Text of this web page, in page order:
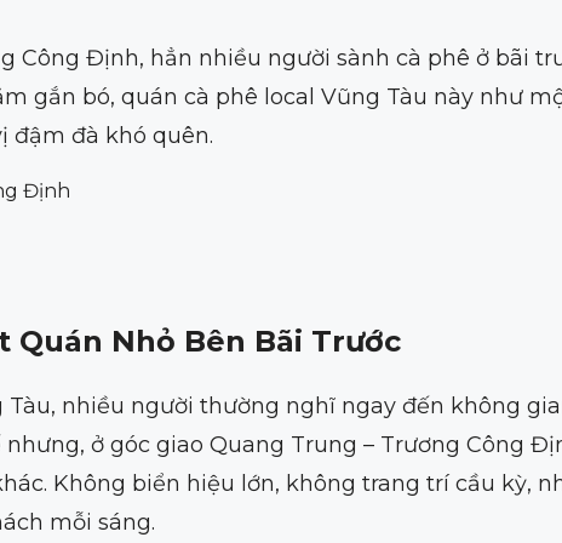
Công Định, hẳn nhiều người sành cà phê ở bãi
gắn bó, quán cà phê local Vũng Tàu này như
đậm đà khó quên.
Định
Quán Nhỏ Bên Bãi Trước
nhiều người thường nghĩ ngay đến không
ở góc giao Quang Trung – Trương Công
Không biển hiệu lớn, không trang trí cầu kỳ,
mỗi sáng.